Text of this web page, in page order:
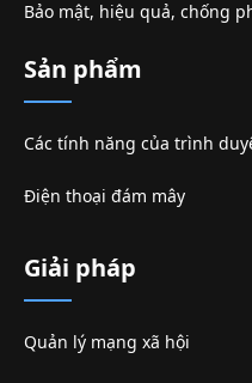
Bảo mật, hiệu quả, chống
Sản phẩm
Các tính năng của trình
Điện thoại đám mây
Giải pháp
Quản lý mạng xã hội